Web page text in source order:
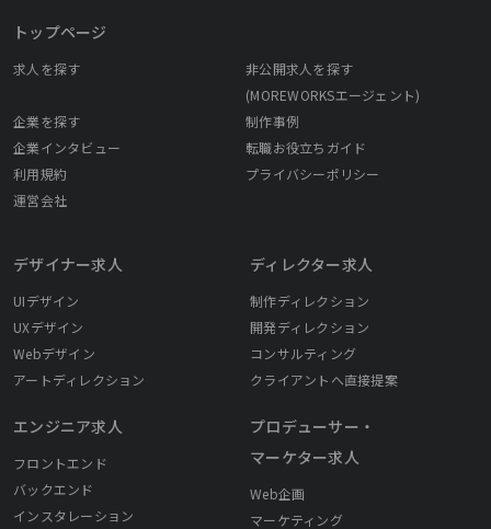
トップページ
求人を探す
非公開求人を探す
(MOREWORKSエージェント)
企業を探す
制作事例
企業インタビュー
転職お役立ちガイド
利用規約
プライバシーポリシー
運営会社
デザイナー求人
UIデザイン
UXデザイン
Webデザイン
アートディレクション
エンジニア求人
フロントエンド
バックエンド
インスタレーション
ディレクター求人
制作ディレクション
開発ディレクション
コンサルティング
クライアントへ直接提案
プロデューサー・
マーケター求人
Web企画
マーケティング